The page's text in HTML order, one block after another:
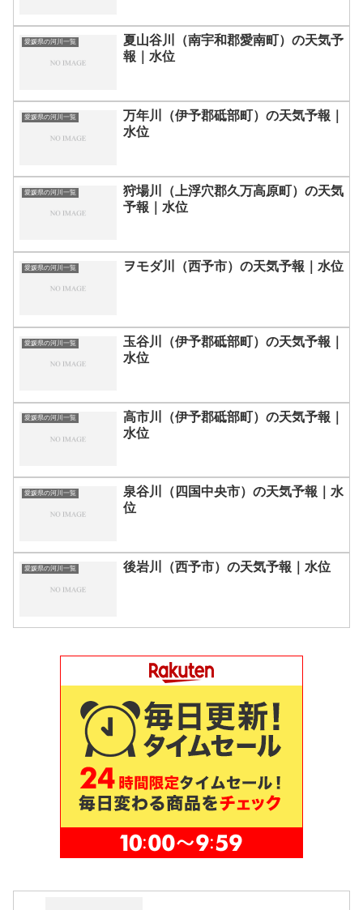
愛媛県の河川一覧
夏山谷川（南宇和郡愛南町）の天気予
報｜水位
愛媛県の河川一覧
万年川（伊予郡砥部町）の天気予報｜
水位
愛媛県の河川一覧
狩場川（上浮穴郡久万高原町）の天気
予報｜水位
愛媛県の河川一覧 ヲモダ川（西予市）の天気予報｜水位
愛媛県の河川一覧
玉谷川（伊予郡砥部町）の天気予報｜
水位
愛媛県の河川一覧
高市川（伊予郡砥部町）の天気予報｜
水位
愛媛県の河川一覧
泉谷川（四国中央市）の天気予報｜水
位
愛媛県の河川一覧 後岩川（西予市）の天気予報｜水位